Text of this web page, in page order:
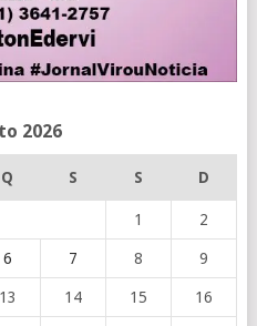
2026
Q S S D
1 2
6 7 8 9
13 14 15 16